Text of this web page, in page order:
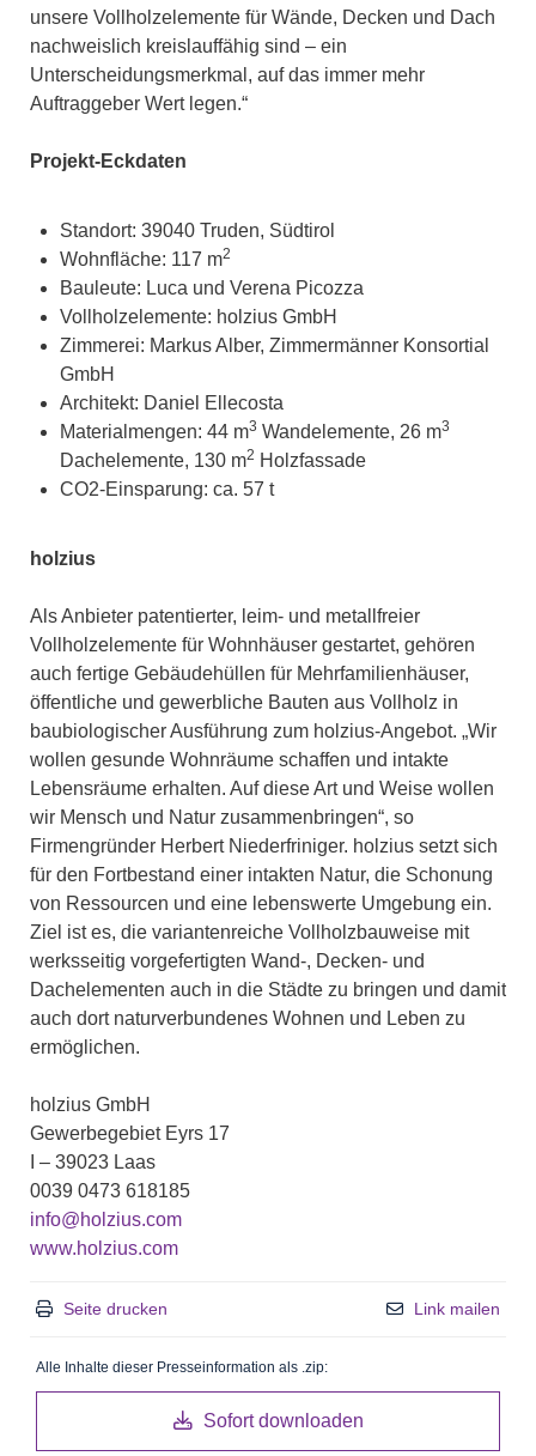
unsere Vollholzelemente für Wände, Decken und Dach
nachweislich kreislauffähig sind – ein
Unterscheidungsmerkmal, auf das immer mehr
Auftraggeber Wert legen.“
Projekt-Eckdaten
Standort: 39040 Truden, Südtirol
Wohnfläche: 117 m2
Bauleute: Luca und Verena Picozza
Vollholzelemente: holzius GmbH
Zimmerei: Markus Alber, Zimmermänner Konsortial
GmbH
Architekt: Daniel Ellecosta
Materialmengen: 44 m3 Wandelemente, 26 m3
Dachelemente, 130 m2 Holzfassade
CO2-Einsparung: ca. 57 t
holzius
Als Anbieter patentierter, leim- und metallfreier
Vollholzelemente für Wohnhäuser gestartet, gehören
auch fertige Gebäudehüllen für Mehrfamilienhäuser,
öffentliche und gewerbliche Bauten aus Vollholz in
baubiologischer Ausführung zum holzius-Angebot. „Wir
wollen gesunde Wohnräume schaffen und intakte
Lebensräume erhalten. Auf diese Art und Weise wollen
wir Mensch und Natur zusammenbringen“, so
Firmengründer Herbert Niederfriniger. holzius setzt sich
für den Fortbestand einer intakten Natur, die Schonung
von Ressourcen und eine lebenswerte Umgebung ein.
Ziel ist es, die variantenreiche Vollholzbauweise mit
werksseitig vorgefertigten Wand-, Decken- und
Dachelementen auch in die Städte zu bringen und damit
auch dort naturverbundenes Wohnen und Leben zu
ermöglichen.
holzius GmbH
Gewerbegebiet Eyrs 17
I – 39023 Laas
0039 0473 618185
info@holzius.com
www.holzius.com
Seite drucken Link mailen
Alle Inhalte dieser Presseinformation als .zip:
Sofort downloaden